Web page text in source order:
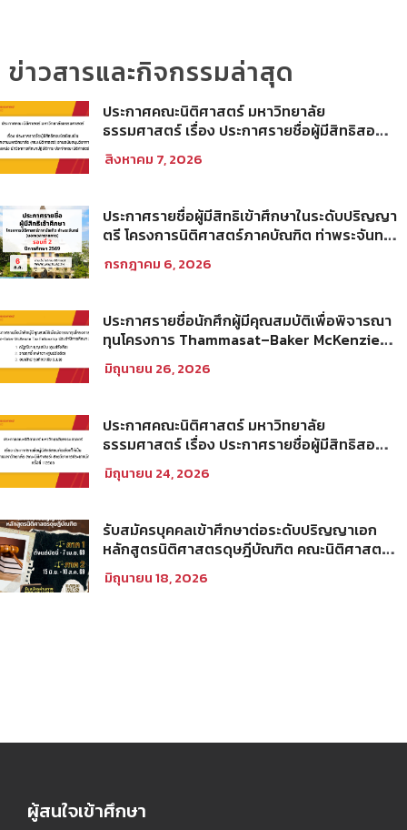
ข่าวสารและกิจกรรมล่าสุด
ประกาศคณะนิติศาสตร์ มหาวิทยาลัย
ธรรมศาสตร์ เรื่อง ประกาศรายชื่อผู้มีสิทธิสอบ
ข้อเขียนเป็น พนักงานมหาวิทยาลัย (คณะ
นิติศาสตร์) สายสนับสนุนวิชาการ ตำแหน่ง นัก
สิงหาคม 7, 2026
ประกาศรายชื่อผู้มีสิทธิเข้าศึกษาในระดับปริญญา
ตรี โครงการนิติศาสตร์ภาคบัณฑิต ท่าพระจันทร์
ศึกษา 2569 รอบที่ 2
กรกฎาคม 6, 2026
ประกาศรายชื่อนักศึกผู้มีคุณสมบัติเพื่อพิจารณา
ทุนโครงการ Thammasat–Baker McKenzie
Tax Fellowship ประจำปีการศึกษา 2569
มิถุนายน 26, 2026
ประกาศคณะนิติศาสตร์ มหาวิทยาลัย
ธรรมศาสตร์ เรื่อง ประกาศรายชื่อผู้มีสิทธิสอบ
คัดเลือกให้เป็นพนักงานมหาวิทยาลัย (คณะ
นิติศาสตร์) สายวิชาการประเภทนักวิจัย ครั้งที่
มิถุนายน 24, 2026
รับสมัครบุคคลเข้าศึกษาต่อระดับปริญญาเอก
หลักสูตรนิติศาสตรดุษฎีบัณฑิต คณะนิติศาสตร์
มหาวิทยาลัยธรรมศาสตร์ ประจำภาคการศึกษา
ที่ 2 ปีการศึกษา 2569
มิถุนายน 18, 2026
ผู้สนใจเข้าศึกษา